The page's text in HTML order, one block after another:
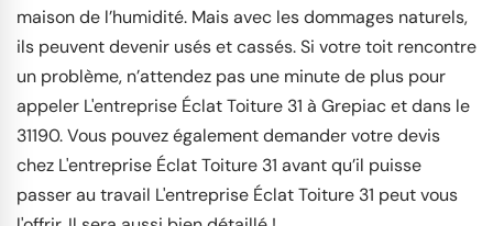
maison de l’humidité. Mais avec les dommages naturels,
ils peuvent devenir usés et cassés. Si votre toit rencontre
un problème, n’attendez pas une minute de plus pour
appeler L'entreprise Éclat Toiture 31 à Grepiac et dans le
31190. Vous pouvez également demander votre devis
chez L'entreprise Éclat Toiture 31 avant qu’il puisse
passer au travail L'entreprise Éclat Toiture 31 peut vous